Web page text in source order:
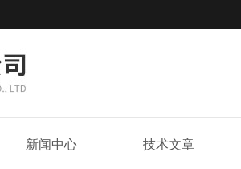
新闻中心 技术文章